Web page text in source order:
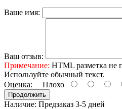
Ваше имя:
Ваш отзыв:
Примечание: HTML разметка не
Используйте обычный текст.
Оценка: Плохо
Продолжить
Наличие: Предзаказ 3-5 дней